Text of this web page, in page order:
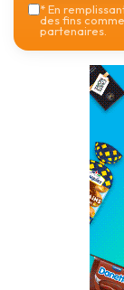
*En
des fins
partenaires.